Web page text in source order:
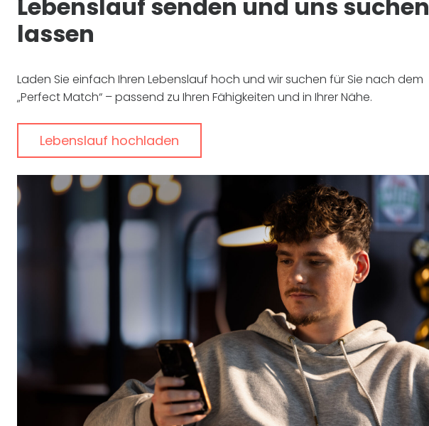
Lebenslauf senden und uns suchen
lassen
Laden Sie einfach Ihren Lebenslauf hoch und wir suchen für Sie nach dem
„Perfect Match“ – passend zu Ihren Fähigkeiten und in Ihrer Nähe.
Lebenslauf hochladen